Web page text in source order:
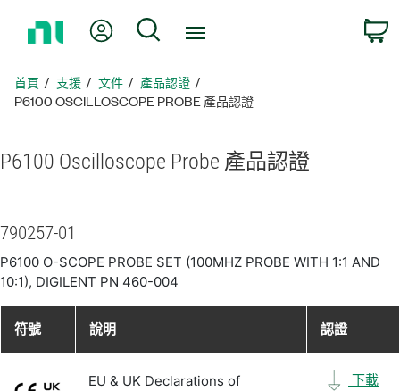
頁
我的帳號 搜尋
首頁 支援 文件
產品認證
P6100 OSCILLOSCOPE PROBE 產品認證
P6100 Oscilloscope Probe 產品認證
790257-01
P6100 O-SCOPE PROBE SET (100MHZ PROBE WITH 1:1 AND
10:1), DIGILENT PN 460-004
符號 說明 認證
EU & UK Declarations of
下載